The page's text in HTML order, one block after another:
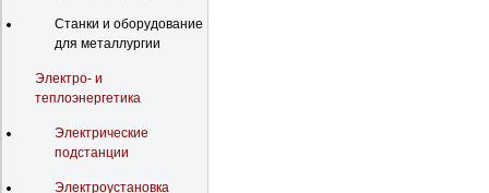
Станки и оборудование
для металлургии
Электро- и
теплоэнергетика
Электрические
подстанции
Электроустановка